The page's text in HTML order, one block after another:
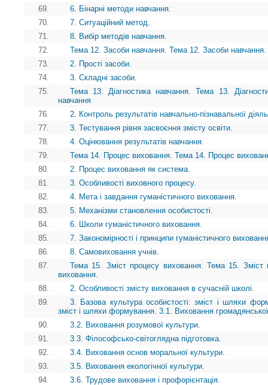
69.
6. Бінарні методи навчання.
70.
7. Ситуаційний метод.
71.
8. Вибір методів навчання.
72.
Тема 12. Засоби навчання. Тема 12. Засоби
73.
2. Прості засоби.
74.
3. Складні засоби.
75.
Тема 13. Діагностика навчання. Тема 13.
навчання
76.
2. Контроль результатів навчально-пізнавальної
77.
3. Тестування рівня засвоєння змісту освіти.
78.
4. Оцінювання результатів навчання.
79.
Тема 14. Процес виховання. Тема 14. Процес
80.
2. Процес виховання як система.
81.
3. Особливості виховного процесу.
82.
4. Мета і завдання гуманістичного виховання.
83.
5. Механізми становлення особистості.
84.
6. Школи гуманістичного виховання.
85.
7. Закономірності і принципи гуманістичного
86.
8. Самовиховання учнів.
87.
Тема 15. Зміст процесу виховання. Тема 15. Зміст
виховання.
88.
2. Особливості змісту виховання в сучасній школі.
89.
3. Базова культура особистості: зміст і шляхи
зміст і шляхи формування. 3.1. Виховання
90.
3.2. Виховання розумової культури.
91.
3.3. Філософсько-світоглядна підготовка.
92.
3.4. Виховання основ моральної культури.
93.
3.5. Виховання екологічної культури.
94.
3.6. Трудове виховання і профорієнтація.